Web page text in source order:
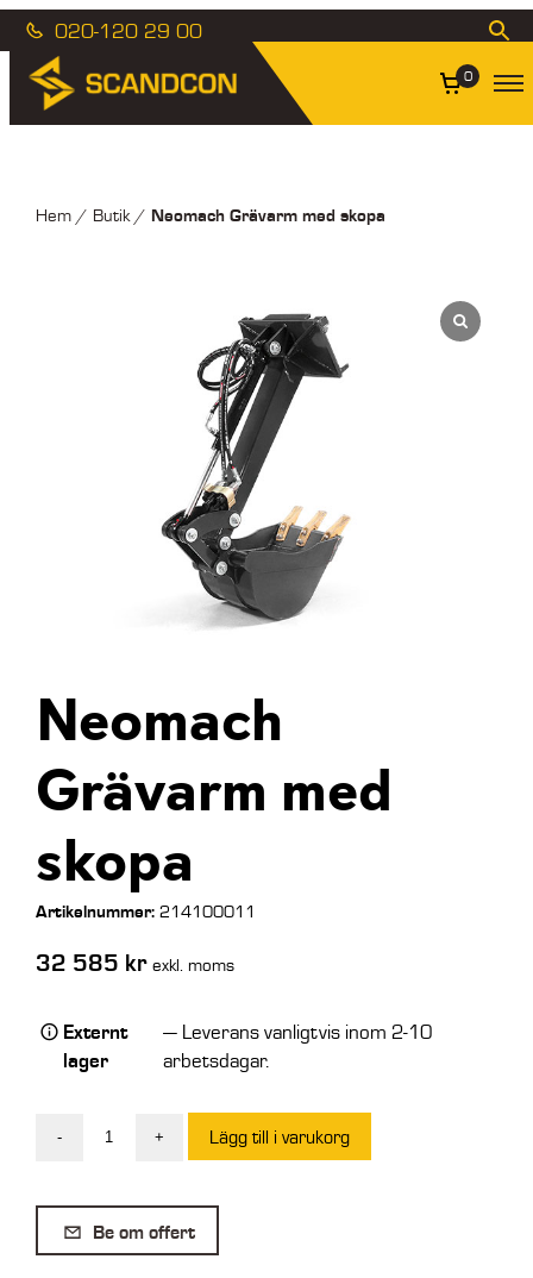
020-120 29 00
0
Hem/ Butik/ Neomach Grävarm med skopa
Neomach
Grävarm med
skopa
Artikelnummer:214100011
32 585 kr exkl. moms
Externt
lager
— Leverans vanligtvis inom 2-10
arbetsdagar.
-
Neomach
med
skopa
+ Lägg till i varukorg
Be om offert